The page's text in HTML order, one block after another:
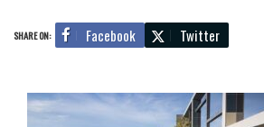
SHARE ON: Facebook Twitter